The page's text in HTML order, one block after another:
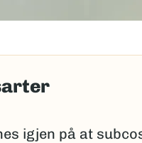
igjen på at